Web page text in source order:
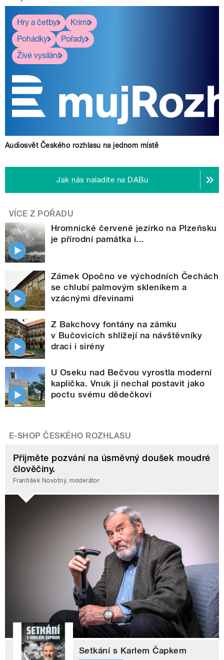
Hry a četby
Krimi
Pohádky
Pořady
Živé vysílání
Audiosvět Českého rozhlasu na jednom místě
Jak nás naladíte na DABu
VÍCE Z POŘADU
Hromnické červené jezírko na Plzeňsku
je přírodní památka i...
Zámek Opočno ve východních Čechách
se chlubí palmovým skleníkem a
vzácnými dřevinami
Z Bakchovy fontány na zámku
v Bučovicích shlížejí na návštěvníky
draci i sirény
U Oseku nad Bečvou vyrostla moderní
kaplička. Vnuk ji nechal postavit jako
poctu svému dědečkovi
E-SHOP ČESKÉHO ROZHLASU
Přijměte pozvání na úsměvný doušek moudré
člověčiny.
František Novotný, moderátor
Setkání s Karlem Čapkem